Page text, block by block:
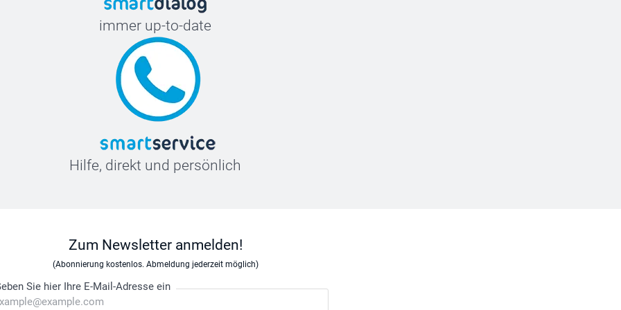
immer up-to-date
Hilfe, direkt und persönlich
Zum Newsletter anmelden!
(Abonnierung kostenlos. Abmeldung jederzeit möglich)
Sie hier Ihre E-Mail-Adresse ein